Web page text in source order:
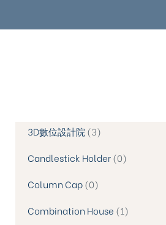
3D數位設計院 3
Candlestick Holder 0
Column Cap 0
Combination House 1